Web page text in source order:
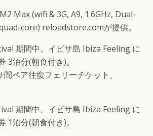
Max (wifi & 3G, A9, 1.6GHz, Dual-
core) reloadstore.comが提供。
期間中、イビサ島 Ibiza Feeling に
3泊分(朝食付き)。
ペア往復フェリーチケット、
期間中、イビサ島 Ibiza Feeling に
1泊分(朝食付き)。